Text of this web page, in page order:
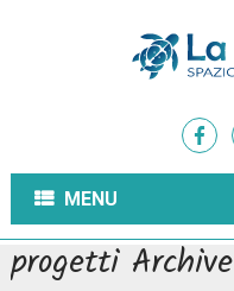
MENU
progetti Archive